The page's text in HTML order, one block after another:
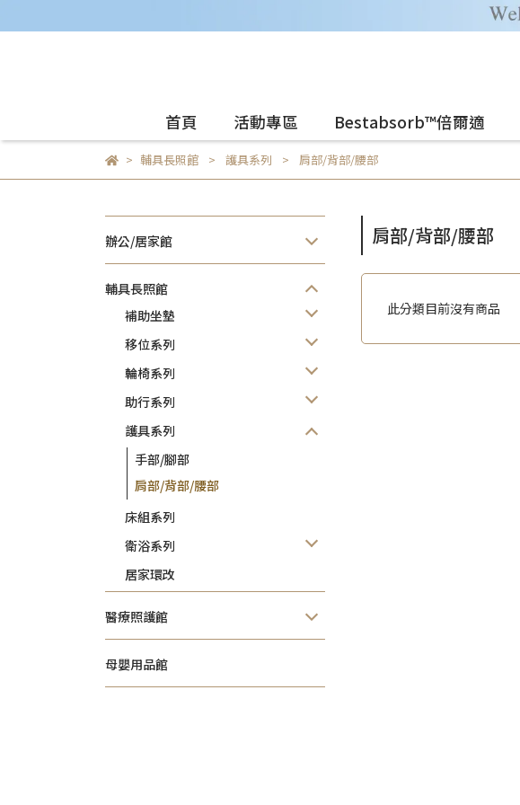
首頁 活動專區 Bestabsorb™倍爾適
輔具長照館 護具系列 肩部/背部/腰部
辦公/居家館
輔具長照館
補助坐墊
移位系列
輪椅系列
助行系列
護具系列
手部/腳部
肩部/背部/腰部
床組系列
衛浴系列
居家環改
醫療照護館
母嬰用品館
肩部/背部/腰部
此分類目前沒有商品